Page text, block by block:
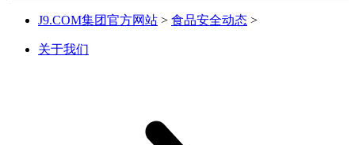
J9.COM集团官方网站 > 食品安全动态 >
关于我们